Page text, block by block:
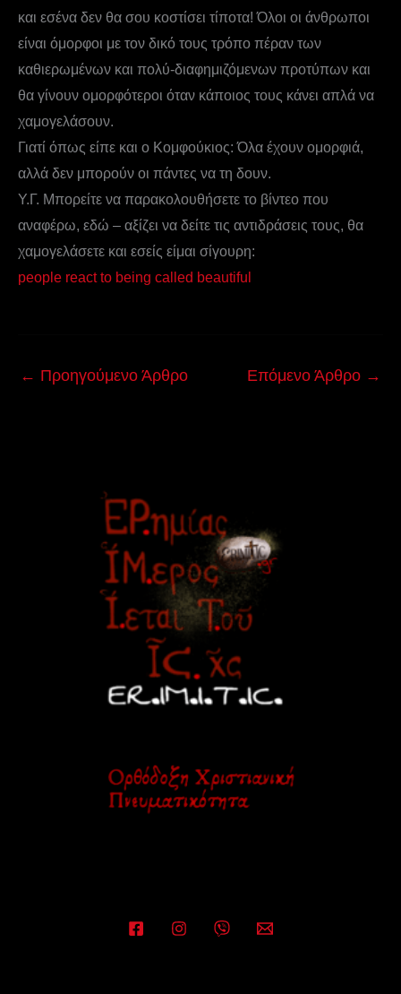
και εσένα δεν θα σου κοστίσει τίποτα! Όλοι οι άνθρωποι
είναι όμορφοι με τον δικό τους τρόπο πέραν των
καθιερωμένων και πολύ-διαφημιζόμενων προτύπων και
θα γίνουν ομορφότεροι όταν κάποιος τους κάνει απλά να
χαμογελάσουν.
Γιατί όπως είπε και ο Κομφούκιος: Όλα έχουν ομορφιά,
αλλά δεν μπορούν οι πάντες να τη δουν.
Υ.Γ. Μπορείτε να παρακολουθήσετε το βίντεο που
αναφέρω, εδώ – αξίζει να δείτε τις αντιδράσεις τους, θα
χαμογελάσετε και εσείς είμαι σίγουρη:
people react to being called beautiful
← Προηγούμενο Άρθρο Επόμενο Άρθρο →